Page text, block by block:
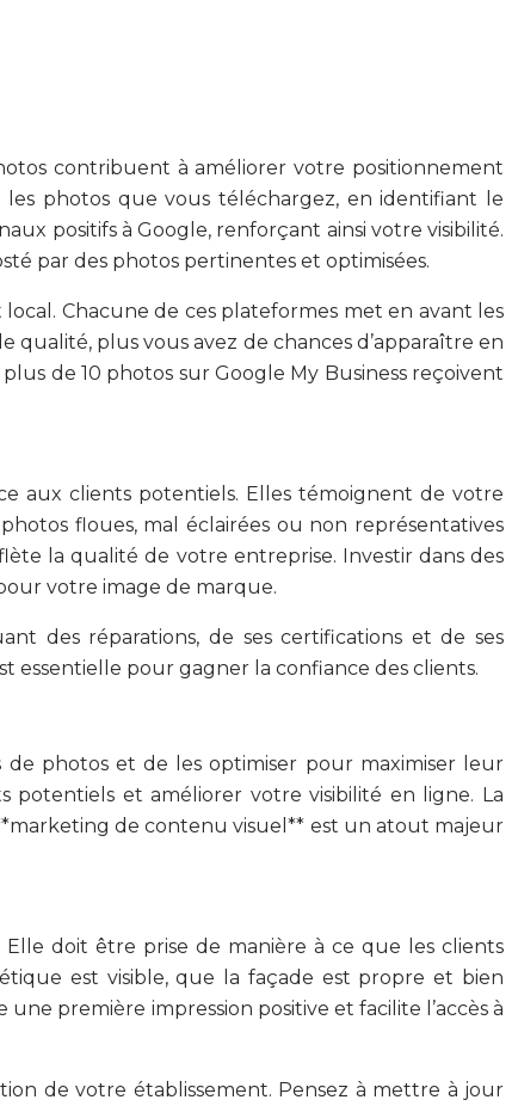
contribuent à améliorer votre positionnement
les photos que vous téléchargez, en identifiant le
positifs à Google, renforçant ainsi votre visibilité.
par des photos pertinentes et optimisées.
Chacune de ces plateformes met en avant les
plus vous avez de chances d’apparaître en
de 10 photos sur Google My Business reçoivent
aux clients potentiels. Elles témoignent de votre
floues, mal éclairées ou non représentatives
la qualité de votre entreprise. Investir dans des
votre image de marque.
des réparations, de ses certifications et de ses
essentielle pour gagner la confiance des clients.
photos et de les optimiser pour maximiser leur
potentiels et améliorer votre visibilité en ligne. La
de contenu visuel** est un atout majeur
doit être prise de manière à ce que les clients
est visible, que la façade est propre et bien
première impression positive et facilite l’accès à
de votre établissement. Pensez à mettre à jour